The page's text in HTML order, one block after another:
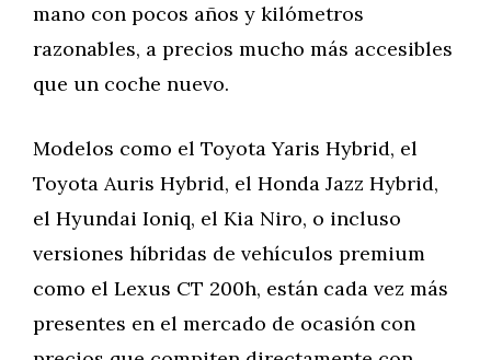
mano con pocos años y kilómetros
razonables, a precios mucho más accesibles
que un coche nuevo.
Modelos como el Toyota Yaris Hybrid, el
Toyota Auris Hybrid, el Honda Jazz Hybrid,
el Hyundai Ioniq, el Kia Niro, o incluso
versiones híbridas de vehículos premium
como el Lexus CT 200h, están cada vez más
presentes en el mercado de ocasión con